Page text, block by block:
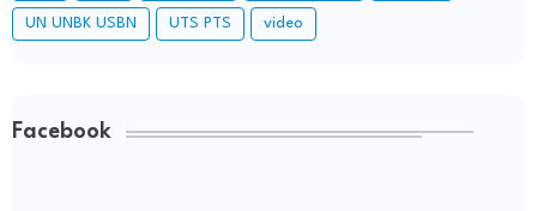
UN UNBK USBN UTS PTS video
Facebook